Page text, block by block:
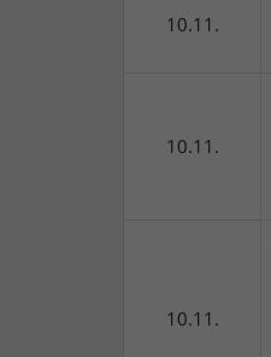
10.11.
10.11.
10.11.